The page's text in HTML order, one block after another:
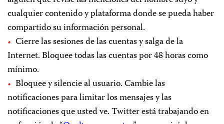
cualquier contenido y plataforma donde se pueda haber
compartido su información personal.
Cierre las sesiones de las cuentas y salga de la
Internet. Bloquee todas las cuentas por 48 horas como
mínimo.
Bloquee y silencie al usuario. Cambie las
notificaciones para limitar los mensajes y las
notificaciones que usted ve. Twitter está trabajando en